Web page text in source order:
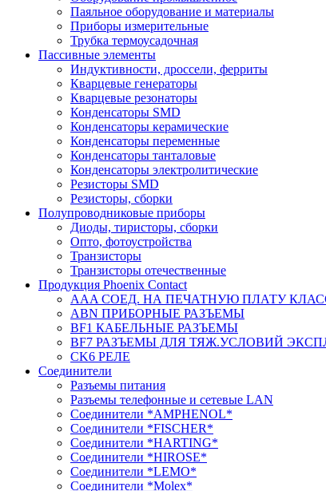
Паяльное оборудование и материалы
Приборы измерительные
Трубка термоусадочная
Пассивные элементы
Индуктивности, дроссели, ферриты
Кварцевые генераторы
Кварцевые резонаторы
Конденсаторы SMD
Конденсаторы керамические
Конденсаторы переменные
Конденсаторы танталовые
Конденсаторы электролитические
Резисторы SMD
Резисторы, сборки
Полупроводниковые приборы
Диоды, тиристоры, сборки
Опто, фотоустройства
Транзисторы
Транзисторы отечественные
Продукция Phoenix Contact
AAA СОЕД. НА ПЕЧАТНУЮ ПЛАТУ
ABN ПРИБОРНЫЕ РАЗЪЕМЫ
BF1 КАБЕЛЬНЫЕ РАЗЪЕМЫ
BF7 РАЗЪЕМЫ ДЛЯ ТЯЖ.УСЛОВИЙ
CK6 РЕЛЕ
Соединители
Разъемы питания
Разъемы телефонные и сетевые LAN
Соединители *AMPHENOL*
Соединители *FISCHER*
Соединители *HARTING*
Соединители *HIROSE*
Соединители *LEMO*
Соединители *Molex*